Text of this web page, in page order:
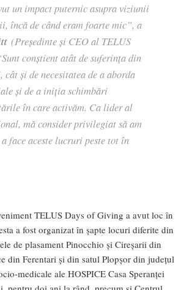
un impact puternic asupra viziunii
încă de când eram foarte mic”, a
(Președinte și CEO al TELUS
conștient atât de suferința din
și de necesitatea de a aborda
și de a iniția schimbări
în care activăm. Ca lider al
mă consider privilegiat să am
face aceste lucruri peste tot în
TELUS Days of Giving a avut loc în
a fost organizat în șapte locuri diferite din
de plasament Pinocchio și Cireșarii din
din Ferentari și din satul Plopşor din județul
medicale ale HOSPICE Casa Speranţei